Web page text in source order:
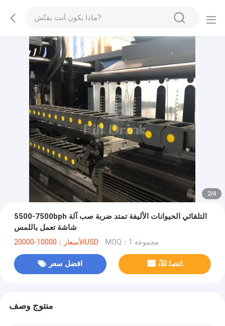
2/4
5500-7500bph التلقائي الحيوانات الأليفة تمتد ضربة صب آلة
شاشة تعمل باللمس
الأسعار：10000-20000USD MOQ：1 مجموعة
افضل سعر ﺎﺘﺼﻟ ﺍﻶﻧ
منتوج وصف